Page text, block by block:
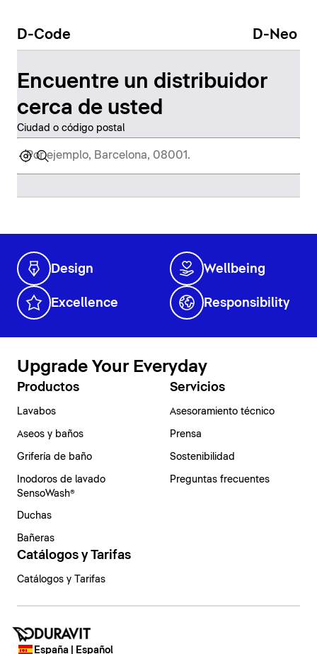
D-Code D-Neo
Encuentre un distribuidor
cerca de usted
Ciudad o código postal
Design Wellbeing
Excellence Responsibility
Upgrade Your Everyday
Productos
Lavabos
Aseos y baños
Grifería de baño
Inodoros de lavado
SensoWash®
Duchas
Bañeras
Servicios
Asesoramiento técnico
Prensa
Sostenibilidad
Preguntas frecuentes
Catálogos y Tarifas
Catálogos y Tarifas
España | Español